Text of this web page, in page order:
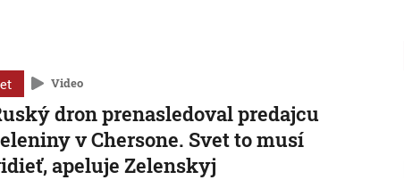
Video
dron prenasledoval predajcu
v Chersone. Svet to musí
apeluje Zelenskyj